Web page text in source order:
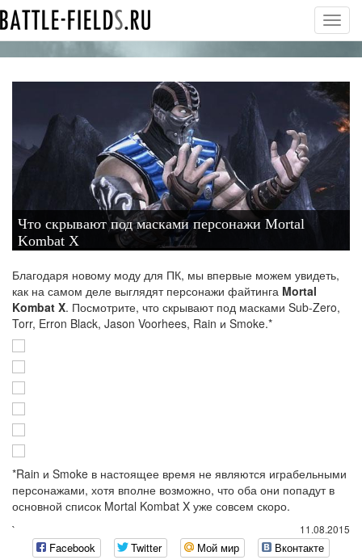
Что скрывают под масками персонажи Mortal
Kombat X
Благодаря новому моду для ПК, мы впервые можем увидеть,
как на самом деле выглядят персонажи файтинга Mortal
Kombat X. Посмотрите, что скрывают под масками Sub-Zero,
Torr, Erron Black, Jason Voorhees, Rain и Smoke.*
*Rain и Smoke в настоящее время не являются играбельными
персонажами, хотя вполне возможно, что оба они попадут в
основной список Mortal Kombat X уже совсем скоро.
11.08.2015
`
Facebook Twitter Мой мир
Вконтакте